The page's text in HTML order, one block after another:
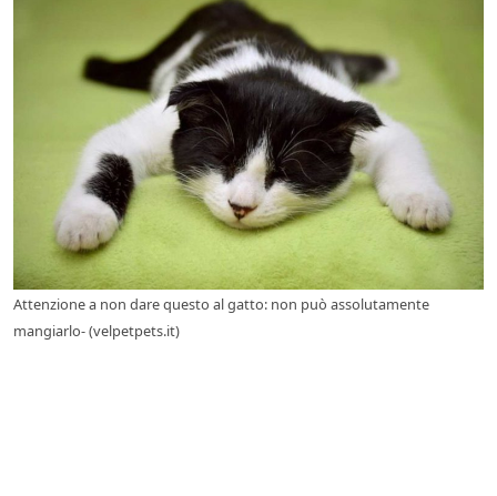
Attenzione a non dare questo al gatto: non può assolutamente
mangiarlo- (velpetpets.it)